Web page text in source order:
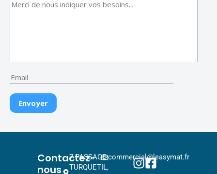
Contactez-
nous
7 PASSAGE
TURQUETIL,
commercial@leasymat.fr